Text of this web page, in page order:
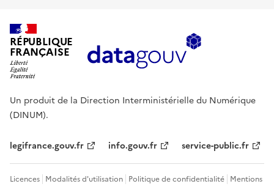
RÉPUBLIQUE
FRANÇAISE
Un produit de la Direction Interministérielle du Numérique
(DINUM).
legifrance.gouv.fr info.gouv.fr service-public.fr
Licences Modalités d'utilisation Politique de confidentialité Mentions